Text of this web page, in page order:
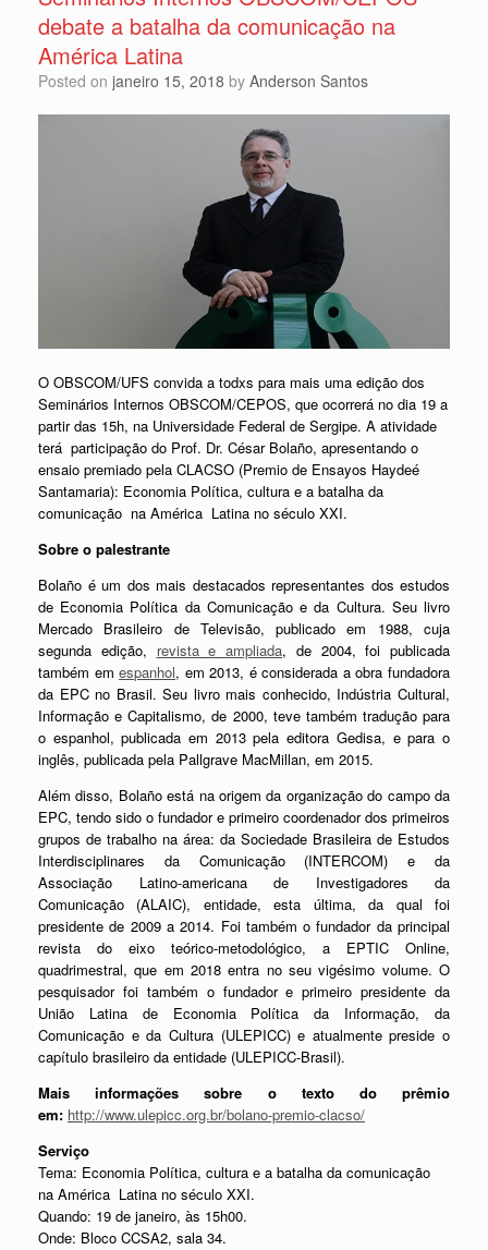
debate a batalha da comunicação na
América Latina
Posted on janeiro 15, 2018 by Anderson Santos
O OBSCOM/UFS convida a todxs para mais uma edição dos
Seminários Internos OBSCOM/CEPOS, que ocorrerá no dia 19 a
partir das 15h, na Universidade Federal de Sergipe. A atividade
terá participação do Prof. Dr. César Bolaño, apresentando o
ensaio premiado pela CLACSO (Premio de Ensayos Haydeé
Santamaria): Economia Política, cultura e a batalha da
comunicação na América Latina no século XXI.
Sobre o palestrante
Bolaño é um dos mais destacados representantes dos estudos
de Economia Política da Comunicação e da Cultura. Seu livro
Mercado Brasileiro de Televisão, publicado em 1988, cuja
segunda edição, revista e ampliada, de 2004, foi publicada
também emespanhol, em 2013, é considerada a obra fundadora
da EPC no Brasil. Seu livro mais conhecido, Indústria Cultural,
Informação e Capitalismo, de 2000, teve também tradução para
o espanhol, publicada em 2013 pela editora Gedisa, e para o
inglês, publicada pela Pallgrave MacMillan, em 2015.
Além disso, Bolaño está na origem da organização do campo da
EPC, tendo sido o fundador e primeiro coordenador dos primeiros
grupos de trabalho na área: da Sociedade Brasileira de Estudos
Interdisciplinares da Comunicação (INTERCOM) e da
Associação Latino-americana de Investigadores da
Comunicação (ALAIC), entidade, esta última, da qual foi
presidente de 2009 a 2014. Foi também o fundador da principal
revista do eixo teórico-metodológico, a EPTIC Online,
quadrimestral, que em 2018 entra no seu vigésimo volume. O
pesquisador foi também o fundador e primeiro presidente da
União Latina de Economia Política da Informação, da
Comunicação e da Cultura (ULEPICC) e atualmente preside o
capítulo brasileiro da entidade (ULEPICC-Brasil).
Mais informações sobre o texto do prêmio
em: http://www.ulepicc.org.br/bolano-premio-clacso/
Serviço
Tema: Economia Política, cultura e a batalha da comunicação
na América Latina no século XXI.
Quando: 19 de janeiro, às 15h00.
Onde: Bloco CCSA2, sala 34.